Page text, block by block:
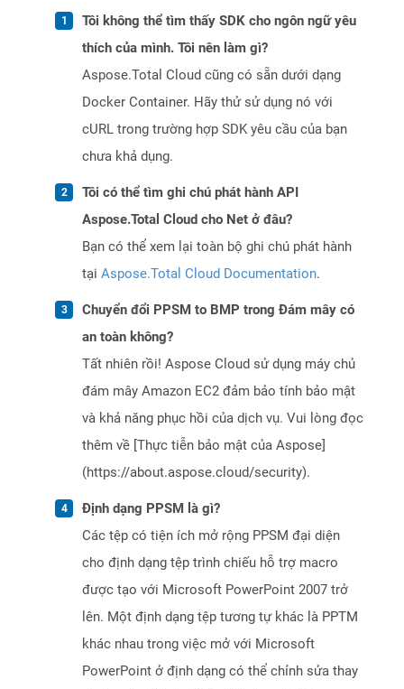
Tôi không thể tìm thấy SDK cho ngôn ngữ yêu
thích của mình. Tôi nên làm gì?
Aspose.Total Cloud cũng có sẵn dưới dạng
Docker Container. Hãy thử sử dụng nó với
cURL trong trường hợp SDK yêu cầu của bạn
chưa khả dụng.
Tôi có thể tìm ghi chú phát hành API
Aspose.Total Cloud cho Net ở đâu?
Bạn có thể xem lại toàn bộ ghi chú phát hành
tại Aspose.Total Cloud Documentation.
Chuyển đổi PPSM to BMP trong Đám mây có
an toàn không?
Tất nhiên rồi! Aspose Cloud sử dụng máy chủ
đám mây Amazon EC2 đảm bảo tính bảo mật
và khả năng phục hồi của dịch vụ. Vui lòng đọc
thêm về [Thực tiễn bảo mật của Aspose]
(https://about.aspose.cloud/security).
Định dạng PPSM là gì?
Các tệp có tiện ích mở rộng PPSM đại diện
cho định dạng tệp trình chiếu hỗ trợ macro
được tạo với Microsoft PowerPoint 2007 trở
lên. Một định dạng tệp tương tự khác là PPTM
khác nhau trong việc mở với Microsoft
PowerPoint ở định dạng có thể chỉnh sửa thay